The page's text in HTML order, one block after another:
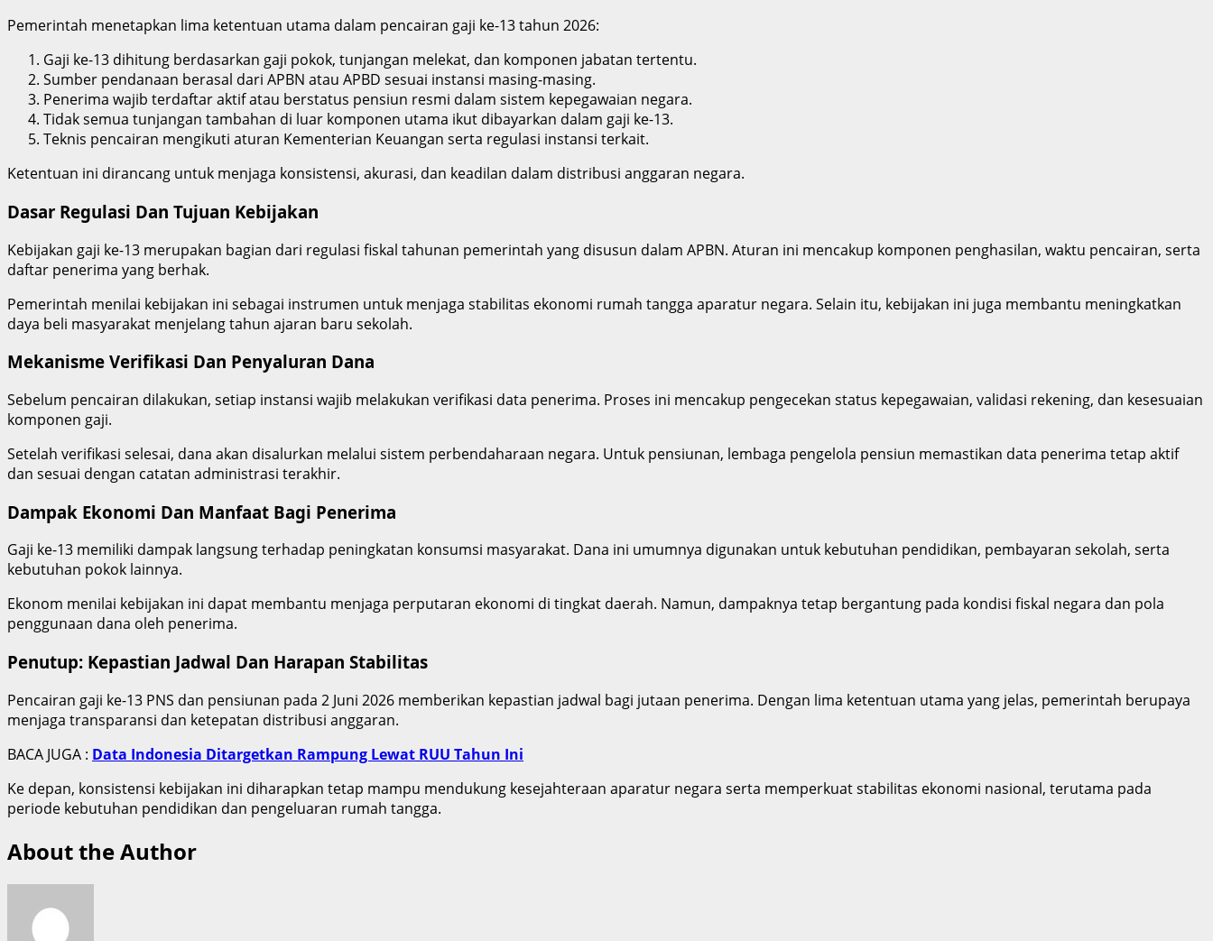
Pemerintah menetapkan lima ketentuan utama dalam pencairan gaji ke-13 tahun 2026:
Gaji ke-13 dihitung berdasarkan gaji pokok, tunjangan melekat, dan komponen jabatan tertentu.
Sumber pendanaan berasal dari APBN atau APBD sesuai instansi masing-masing.
Penerima wajib terdaftar aktif atau berstatus pensiun resmi dalam sistem kepegawaian negara.
Tidak semua tunjangan tambahan di luar komponen utama ikut dibayarkan dalam gaji ke-13.
Teknis pencairan mengikuti aturan Kementerian Keuangan serta regulasi instansi terkait.
Ketentuan ini dirancang untuk menjaga konsistensi, akurasi, dan keadilan dalam distribusi anggaran negara.
Dasar Regulasi Dan Tujuan Kebijakan
Kebijakan gaji ke-13 merupakan bagian dari regulasi fiskal tahunan pemerintah yang disusun dalam APBN. Aturan ini mencakup komponen penghasilan, waktu pencairan, serta
daftar penerima yang berhak.
Pemerintah menilai kebijakan ini sebagai instrumen untuk menjaga stabilitas ekonomi rumah tangga aparatur negara. Selain itu, kebijakan ini juga membantu meningkatkan
daya beli masyarakat menjelang tahun ajaran baru sekolah.
Mekanisme Verifikasi Dan Penyaluran Dana
Sebelum pencairan dilakukan, setiap instansi wajib melakukan verifikasi data penerima. Proses ini mencakup pengecekan status kepegawaian, validasi rekening, dan kesesuaian
komponen gaji.
Setelah verifikasi selesai, dana akan disalurkan melalui sistem perbendaharaan negara. Untuk pensiunan, lembaga pengelola pensiun memastikan data penerima tetap aktif
dan sesuai dengan catatan administrasi terakhir.
Dampak Ekonomi Dan Manfaat Bagi Penerima
Gaji ke-13 memiliki dampak langsung terhadap peningkatan konsumsi masyarakat. Dana ini umumnya digunakan untuk kebutuhan pendidikan, pembayaran sekolah, serta
kebutuhan pokok lainnya.
Ekonom menilai kebijakan ini dapat membantu menjaga perputaran ekonomi di tingkat daerah. Namun, dampaknya tetap bergantung pada kondisi fiskal negara dan pola
penggunaan dana oleh penerima.
Penutup: Kepastian Jadwal Dan Harapan Stabilitas
Pencairan gaji ke-13 PNS dan pensiunan pada 2 Juni 2026 memberikan kepastian jadwal bagi jutaan penerima. Dengan lima ketentuan utama yang jelas, pemerintah berupaya
menjaga transparansi dan ketepatan distribusi anggaran.
BACA JUGA : Data Indonesia Ditargetkan Rampung Lewat RUU Tahun Ini
Ke depan, konsistensi kebijakan ini diharapkan tetap mampu mendukung kesejahteraan aparatur negara serta memperkuat stabilitas ekonomi nasional, terutama pada
periode kebutuhan pendidikan dan pengeluaran rumah tangga.
About the Author